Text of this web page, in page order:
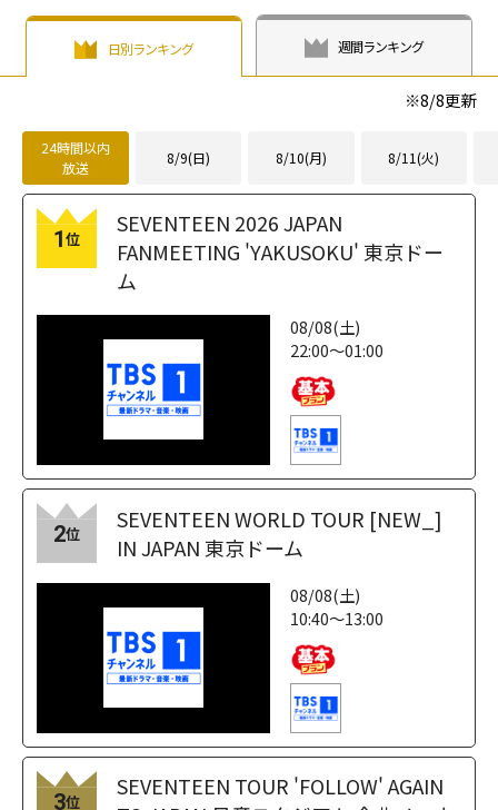
日別ランキング 週間ランキング
※8/8更新
24時間以内
放送
8/9(日) 8/10(月) 8/11(火)
1位
SEVENTEEN 2026 JAPAN
FANMEETING 'YAKUSOKU' 東京ドー
ム
08/08(土)
22:00～01:00
2位
SEVENTEEN WORLD TOUR [NEW_]
IN JAPAN 東京ドーム
08/08(土)
10:40～13:00
3位
SEVENTEEN TOUR 'FOLLOW' AGAIN